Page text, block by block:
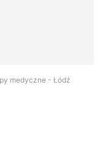
medyczne - Łódź